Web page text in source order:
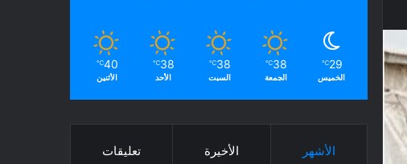
29
℃
الخميس
38
℃
الجمعة
38
℃
السبت
38
℃
الأحد
40
℃
الأثنين
الأشهر الأخيرة تعليقات